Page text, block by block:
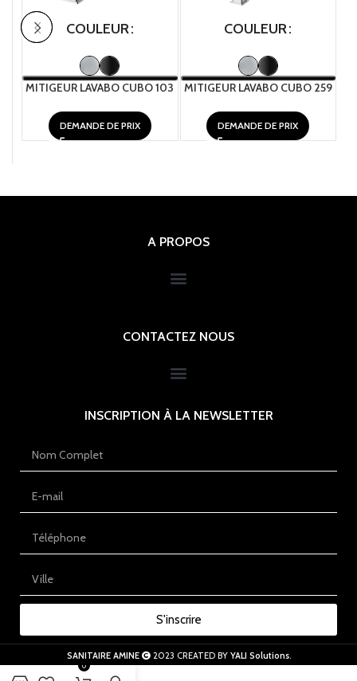
COULEUR
MITIGEUR LAVABO CUBO 103
DEMANDE DE PRIX
COULEUR
MITIGEUR LAVABO CUBO 259
DEMANDE DE PRIX
A PROPOS
CONTACTEZ NOUS
INSCRIPTION À LA NEWSLETTER
S'inscrire
SANITAIRE AMINE 2023 CREATED BY YALI Solutions.
0